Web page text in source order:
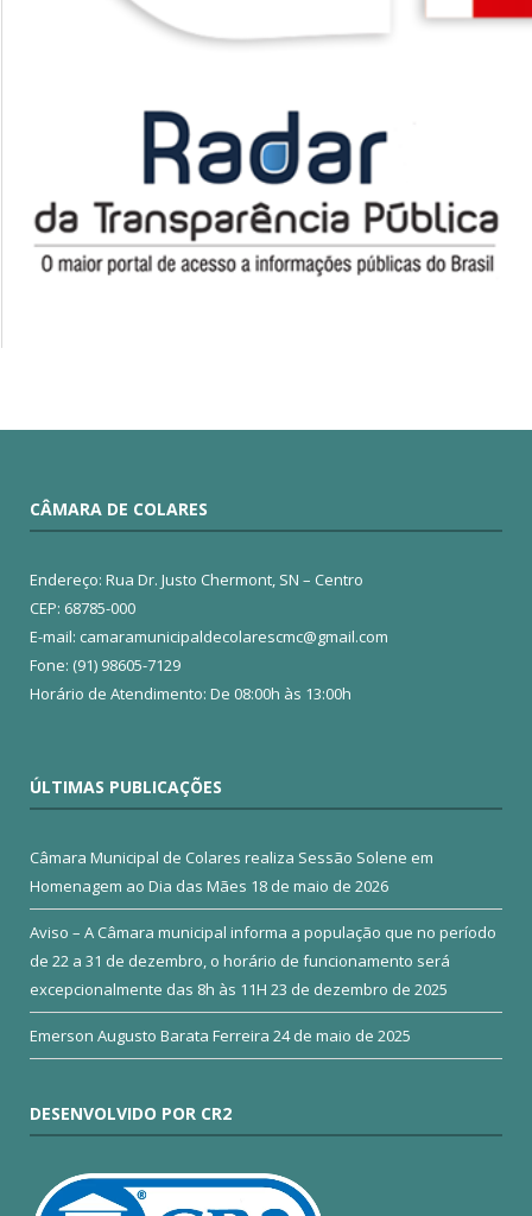
CÂMARA DE COLARES
Endereço: Rua Dr. Justo Chermont, SN – Centro
CEP: 68785-000
E-mail: camaramunicipaldecolarescmc@gmail.com
Fone: (91) 98605-7129
Horário de Atendimento: De 08:00h às 13:00h
ÚLTIMAS PUBLICAÇÕES
Câmara Municipal de Colares realiza Sessão Solene em
Homenagem ao Dia das Mães 18 de maio de 2026
Aviso – A Câmara municipal informa a população que no período
de 22 a 31 de dezembro, o horário de funcionamento será
excepcionalmente das 8h às 11H 23 de dezembro de 2025
Emerson Augusto Barata Ferreira 24 de maio de 2025
DESENVOLVIDO POR CR2